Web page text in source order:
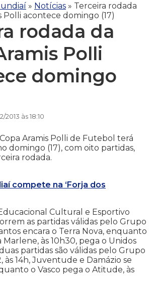
» Notícias » Terceira rodada
Polli acontece domingo (17)
rodada da
Polli
domingo
às 18:10
Aramis Polli de Futebol terá
domingo (17), com oito partidas,
rodada.
compete na ‘Forja dos
Cultural e Esportivo
as partidas válidas pelo Grupo
encara o Terra Nova, enquanto
Marlene, às 10h30, pega o Unidos
partidas são válidas pelo Grupo
às 14h, Juventude e Damázio se
o Vasco pega o Atitude, às